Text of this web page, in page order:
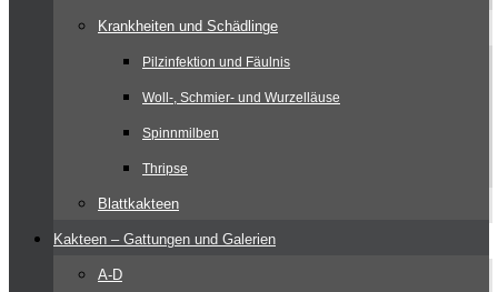
Krankheiten und Schädlinge
Pilzinfektion und Fäulnis
Woll-, Schmier- und Wurzelläuse
Spinnmilben
Thripse
Blattkakteen
Kakteen – Gattungen und Galerien
A-D